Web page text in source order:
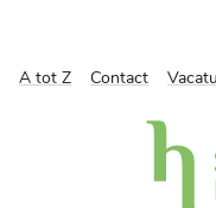
Naar inhoud
A tot Z Contact